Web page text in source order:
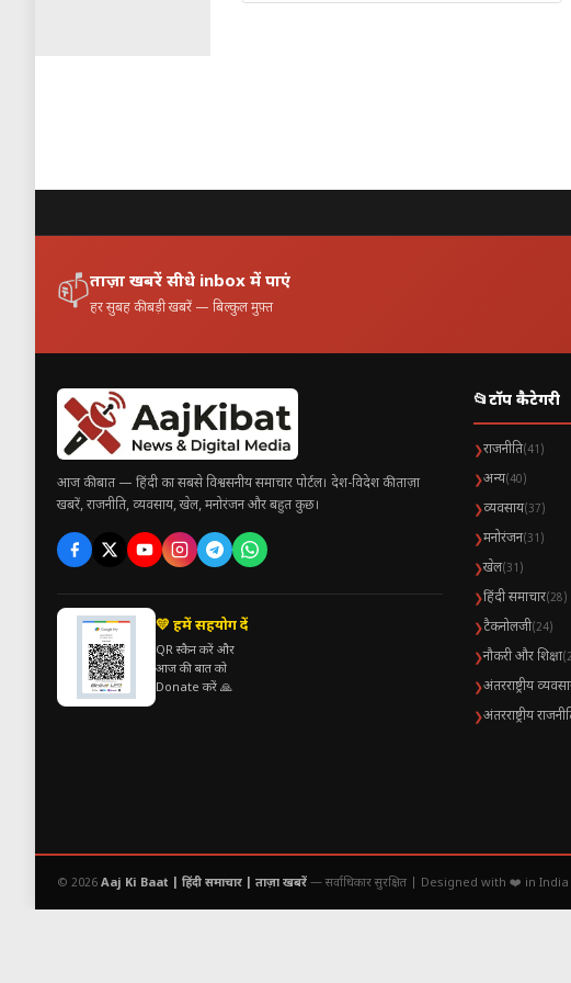
12 जनवरी: अंतरराष्ट्रीय
📫ताज़ा खबरें सीधे inbox में पाएं
हर सुबह की बड़ी खबरें — बिल्कुल मुफ़्त
आज की बात — हिंदी का सबसे विश्वसनीय समाचार पोर्टल। देश-विदेश की ताज़ा
खबरें, राजनीति, व्यवसाय, खेल, मनोरंजन और बहुत कुछ।
💛 हमें सहयोग दें
QR स्कैन करें और
आज की बात को
Donate करें 🙏
📂टॉप कैटेगरी
❯राजनीति(41)
❯अन्य(40)
❯व्यवसाय(37)
❯मनोरंजन(31)
❯खेल(31)
❯हिंदी समाचार(28)
❯टैकनोलजी(24)
❯नौकरी और शिक्षा
❯अंतरराष्ट्रीय
❯अंतरराष्ट्रीय
© 2026 Aaj Ki Baat | हिंदी समाचार | ताज़ा खबरें — सर्वाधिकार सुरक्षित | Designed with ❤️ in